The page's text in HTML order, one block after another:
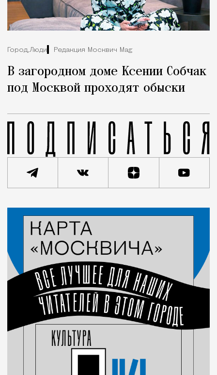
Город,Люди Редакция Москвич Mag
В загородном доме Ксении Собчак
под Москвой проходят обыски